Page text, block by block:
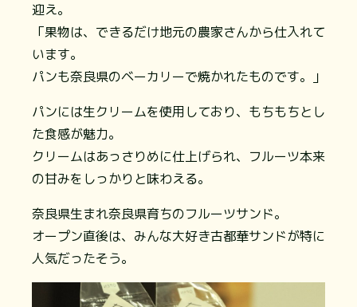
迎え。
「果物は、できるだけ地元の農家さんから仕入れて
います。
パンも奈良県のベーカリーで焼かれたものです。」
パンには生クリームを使用しており、もちもちとし
た食感が魅力。
クリームはあっさりめに仕上げられ、フルーツ本来
の甘みをしっかりと味わえる。
奈良県生まれ奈良県育ちのフルーツサンド。
オープン直後は、みんな大好き古都華サンドが特に
人気だったそう。